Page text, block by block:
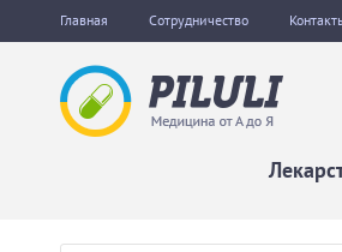
Главная Сотрудничество